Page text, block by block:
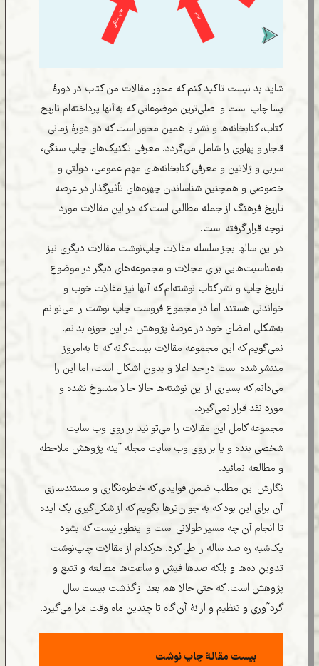
شاید بد نیست تاکید کنم که محور مقالات من کتاب در دورۀ
پسا چاپ است و اصلی‌ترین موضوعاتی که به‌آنها پرداخته‌ام تاریخ
کتاب، کتابخانه‌ها و نشر با همین محور است که دو دورۀ زمانی
قاجار و پهلوی را شامل می‌گردد. معرفی تکنیک‌های چاپ سنگی،
سربی و ژلاتین و معرفی کتابخانه‌های مهم عمومی، دولتی و
خصوصی و همچنین شناساندن چهره‌های تأثیرگذار در عرصه
تاریخ فرهنگ از جمله مطالبی است که در این مقالات مورد
توجه قرار گرفته است.
در این سالها بجز سلسله مقالات چاپ‌نوشت مقالات دیگری نیز
به‌مناسبت‌هایی برای مجلات و مجموعه‌های دیگر در موضوع
تاریخ چاپ و نشر کتاب نوشته‌ام که آنها نیز مقالات خوب و
خواندنی هستند اما در مجموع فروست چاپ نوشت را می‌توانم
به‌شکلی امضای خود در عرصۀ پژوهش در این حوزه بدانم.
نمی‌گویم که این مجموعه مقالات بیست‌گانه که تا به‌امروز
منتشر شده است در حد اعلا و بدون اشکال است، اما این را
می‌دانم که بسیاری از این نوشته‌ها حالا حالا منسوخ نشده و
مورد نقد قرار نمی‌گیرد.
مجموعه کامل این مقالات را می‌توانید بر روی وب سایت
شخصی بنده و یا بر روی وب سایت مجله آینه پژوهش ملاحظه
و مطالعه نمائید.
نگارش این مطلب ضمن فوایدی که خاطره‌نگاری و مستندسازی
آن برای این بود که به جوان‌ترها بگویم که از شکل‌گیری یک ایده
تا انجام آن چه مسیر طولانی است و اینطور نیست که بشود
یک‌شبه ره صد ساله را طی کرد. هرکدام از مقالات چاپ‌نوشت
تدوین ده‌ها و بلکه صدها فیش و ساعت‌ها مطالعه و تتبع و
پژوهش است. که حتی حالا هم بعد از گذشت بیست سال
گردآوری و تنظیم و ارائۀ آن گاه تا چندین ماه وقت مرا می‌گیرد.
بیست مقالۀ چاپ نوشت